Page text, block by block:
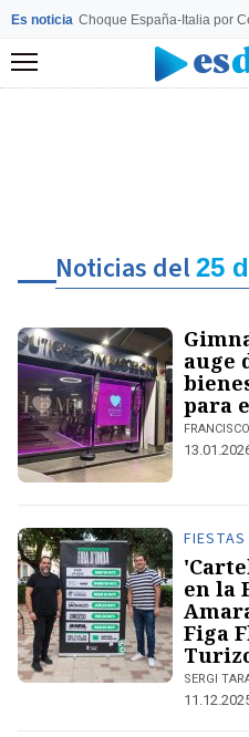
Es noticia Choque España-Italia por
Menú
Noticias del25
auge
para
FIESTAS
en la
Figa
SERGI